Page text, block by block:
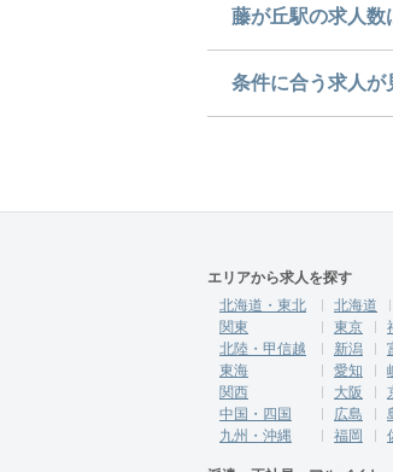
藤が丘駅の求人数
藤が丘駅の求人
求人はコチラから
条件に合う求人
無料相談の登録は
エリアから求人を探す
北海道・東北
北海道
関東
東京
北陸・甲信越
新潟
東海
愛知
関西
大阪
中国・四国
広島
九州・沖縄
福岡